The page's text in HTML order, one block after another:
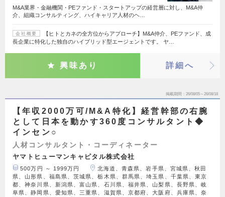
M&A業界・金融機関・PEファンド・スタートアップの経営層に対し、M&A仲
介、組織コンサルティング、ハイキャリア人材のヘ…
会社概要
【ヒトとカネの全方位からアプローチ】M&A仲介、PEファンド、成
長企業に特化した独自のハイブリッド型エージェントです。 ヤ…
興味あり 詳細へ
掲載期間 26/08/05～26/08/18
【年収2000万可/M&A特化】経営幹部の右腕
として日本を動かす360度コンサルタント◆
インセン○
人材コンサルタント・コーディネーター
ヤマトヒューマンキャピタル株式会社
500万円 ～ 1999万円
北海道、青森県、岩手県、宮城県、秋田
県、山形県、福島県、茨城県、栃木県、群馬県、埼玉県、千葉県、東京
都、神奈川県、新潟県、富山県、石川県、福井県、山梨県、長野県、岐
阜県、静岡県、愛知県、三重県、滋賀県、京都府、大阪府、兵庫県、奈